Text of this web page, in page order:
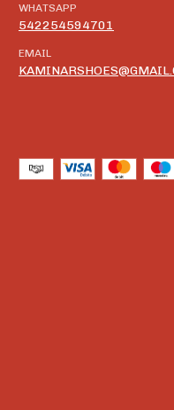
WHATSAPP
542254594701
EMAIL